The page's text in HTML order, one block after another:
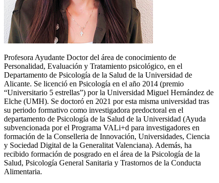
Profesora Ayudante Doctor del área de conocimiento de
Personalidad, Evaluación y Tratamiento psicológico, en el
Departamento de Psicología de la Salud de la Universidad de
Alicante. Se licenció en Psicología en el año 2014 (premio
“Universitario 5 estrellas”) por la Universidad Miguel Hernández de
Elche (UMH). Se doctoró en 2021 por esta misma universidad tras
su periodo formativo como investigadora predoctoral en el
departamento de Psicología de la Salud de la Universidad (Ayuda
subvencionada por el Programa VALi+d para investigadores en
formación de la Conselleria de Innovación, Universidades, Ciencia
y Sociedad Digital de la Generalitat Valenciana). Además, ha
recibido formación de posgrado en el área de la Psicología de la
Salud, Psicología General Sanitaria y Trastornos de la Conducta
Alimentaria.